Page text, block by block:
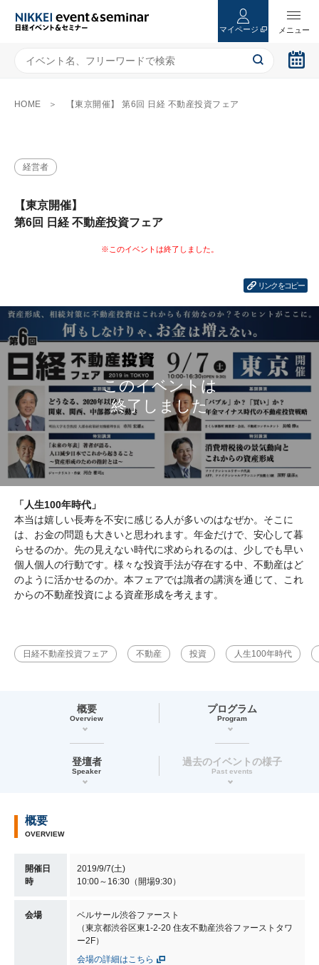
マイページ
HOME 【東京開催】 第6回 日経 不動産投資フェア
経営者
【東京開催】
第6回 日経 不動産投資フェア
リンクをコピー
「人生100年時代」
本当は嬉しい長寿を不安に感じる人が多いのはなぜか。そこに
は、お金の問題も大きいと思われます。年金だけで、安心して暮
らせるのか。先の見えない時代に求められるのは、少しでも早い
個人個人の行動です。様々な投資手法が存在する中、不動産はど
のように活かせるのか。本フェアでは識者の講演を通じて、これ
からの不動産投資による資産形成を考えます。
日経不動産投資フェア 不動産 投資 人生100年時代
概要
Overview
プログラム
Program
登壇者
Speaker
過去のイベントの様子
Past events
概要
OVERVIEW
開催日
時
2019/9/7(土)
10:00～16:30（開場9:30）
会場
ベルサール渋谷ファースト
（東京都渋谷区東1-2-20 住友不動産渋谷ファーストタワ
ー2F）
会場の詳細はこちら